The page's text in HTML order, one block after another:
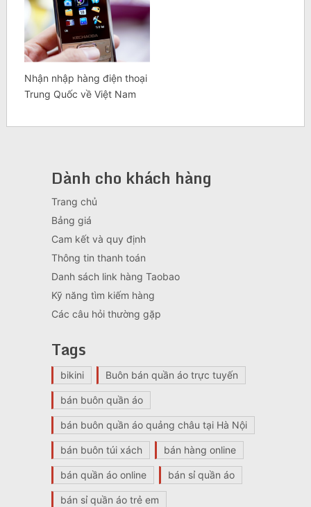
Nhận nhập hàng điện thoại
Trung Quốc về Việt Nam
Dành cho khách hàng
Trang chủ
Bảng giá
Cam kết và quy định
Thông tin thanh toán
Danh sách link hàng Taobao
Kỹ năng tìm kiếm hàng
Các câu hỏi thường gặp
Tags
bikini Buôn bán quần áo trực tuyến
bán buôn quần áo
bán buôn quần áo quảng châu tại Hà Nội
bán buôn túi xách bán hàng online
bán quần áo online bán sỉ quần áo
bán sỉ quần áo trẻ em